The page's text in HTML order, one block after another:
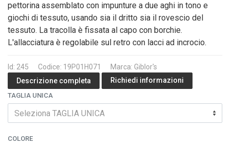
pettorina assemblato con impunture a due aghi in tono e
giochi di tessuto, usando sia il dritto sia il rovescio del
tessuto. La tracolla è fissata al capo con borchie.
L'allacciatura è regolabile sul retro con lacci ad incrocio.
Id: 245 Codice: 19P01H071
Marca: Giblor's
Descrizione completa
Richiedi informazioni
TAGLIA UNICA
Seleziona TAGLIA UNICA
COLORE